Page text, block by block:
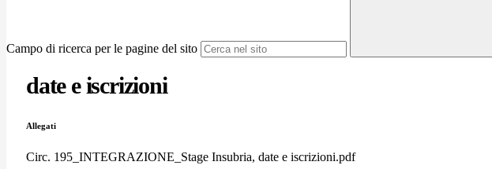
Campo di ricerca per le pagine del sito
date e iscrizioni
Allegati
Circ. 195_INTEGRAZIONE_Stage Insubria, date e iscrizioni.pdf